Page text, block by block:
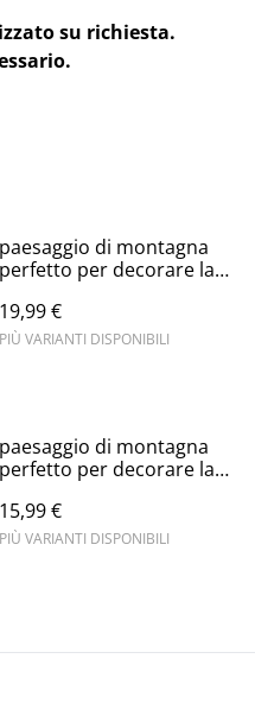
su richiesta.
paesaggio di montagna
perfetto per decorare la
rustico e rilassante
19,99 €
PIÙ VARIANTI DISPONIBILI
paesaggio di montagna
perfetto per decorare la
rustico e rilassante
15,99 €
PIÙ VARIANTI DISPONIBILI